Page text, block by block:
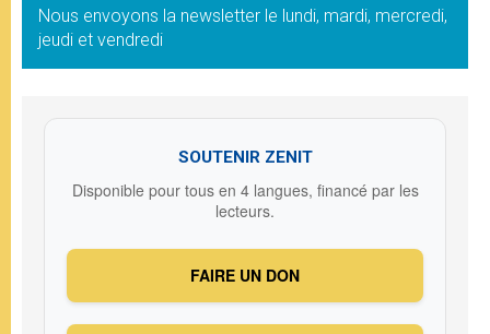
Nous envoyons la newsletter le lundi, mardi, mercredi,
jeudi et vendredi
SOUTENIR ZENIT
Disponible pour tous en 4 langues, financé par les
lecteurs.
FAIRE UN DON